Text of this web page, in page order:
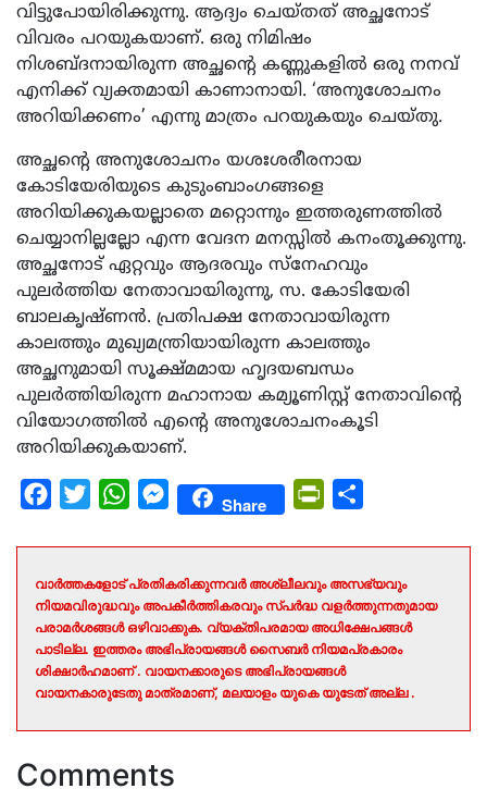
വിട്ടുപോയിരിക്കുന്നു. ആദ്യം ചെയ്തത് അച്ഛനോട്
വിവരം പറയുകയാണ്. ഒരു നിമിഷം
നിശബ്ദനായിരുന്ന അച്ഛന്റെ കണ്ണുകളില്‍ ഒരു നനവ്
എനിക്ക് വ്യക്തമായി കാണാനായി. ‘അനുശോചനം
അറിയിക്കണം’ എന്നു മാത്രം പറയുകയും ചെയ്തു.
അച്ഛന്റെ അനുശോചനം യശഃശരീരനായ
കോടിയേരിയുടെ കുടുംബാംഗങ്ങളെ
അറിയിക്കുകയല്ലാതെ മറ്റൊന്നും ഇത്തരുണത്തില്‍
ചെയ്യാനില്ലല്ലോ എന്ന വേദന മനസ്സില്‍ കനംതൂക്കുന്നു.
അച്ഛനോട് ഏറ്റവും ആദരവും സ്നേഹവും
പുലര്‍ത്തിയ നേതാവായിരുന്നു, സ. കോടിയേരി
ബാലകൃഷ്ണന്‍. പ്രതിപക്ഷ നേതാവായിരുന്ന
കാലത്തും മുഖ്യമന്ത്രിയായിരുന്ന കാലത്തും
അച്ഛനുമായി സൂക്ഷ്മമായ ഹൃദയബന്ധം
പുലര്‍ത്തിയിരുന്ന മഹാനായ കമ്യൂണിസ്റ്റ് നേതാവിന്റെ
വിയോഗത്തില്‍ എന്റെ അനുശോചനംകൂടി
അറിയിക്കുകയാണ്.
Facebook
Twitter WhatsAppMessengerShare PrintFriendly
വാർത്തകളോട് പ്രതികരിക്കുന്നവർ അശ്ലീലവും അസഭ്യവും
നിയമവിരുദ്ധവും അപകീർത്തികരവും സ്പർദ്ധ വളർത്തുന്നതുമായ
പരാമർശങ്ങൾ ഒഴിവാക്കുക. വ്യക്തിപരമായ അധിക്ഷേപങ്ങൾ
പാടില്ല. ഇത്തരം അഭിപ്രായങ്ങൾ സൈബർ നിയമപ്രകാരം
ശിക്ഷാർഹമാണ് . വായനക്കാരുടെ അഭിപ്രായങ്ങൾ
വായനകാരുടേതു മാത്രമാണ്, മലയാളം യുകെ യുടേത് അല്ല .
Comments